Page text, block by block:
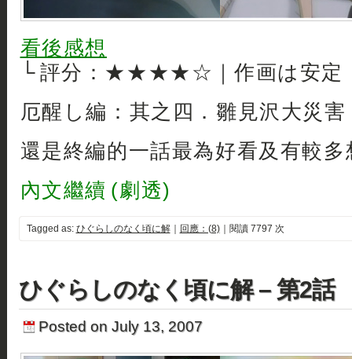
看後感想
└ 評分：★★★★☆｜作画は安定
厄醒し編：其之四．雛見沢大災害
還是終編的一話最為好看及有較多
內文繼續 (劇透)
Tagged as: ひぐらしのなく頃に解｜ 回應：(8)｜閱讀 7797 次
ひぐらしのなく頃に解 – 第2話
Posted on July 13, 2007